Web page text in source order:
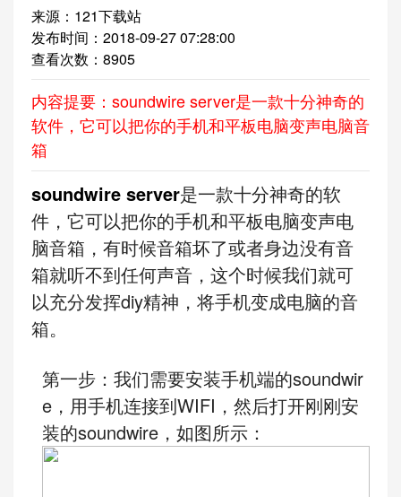
来源：121下载站
发布时间：2018-09-27 07:28:00
查看次数： 8905
内容提要：soundwire server是一款十分神奇的
软件，它可以把你的手机和平板电脑变声电脑音
箱
soundwire server是一款十分神奇的软
件，它可以把你的手机和平板电脑变声电
脑音箱，有时候音箱坏了或者身边没有音
箱就听不到任何声音，这个时候我们就可
以充分发挥diy精神，将手机变成电脑的音
箱。
第一步：我们需要安装手机端的soundwir
e，用手机连接到WIFI，然后打开刚刚安
装的soundwire，如图所示：